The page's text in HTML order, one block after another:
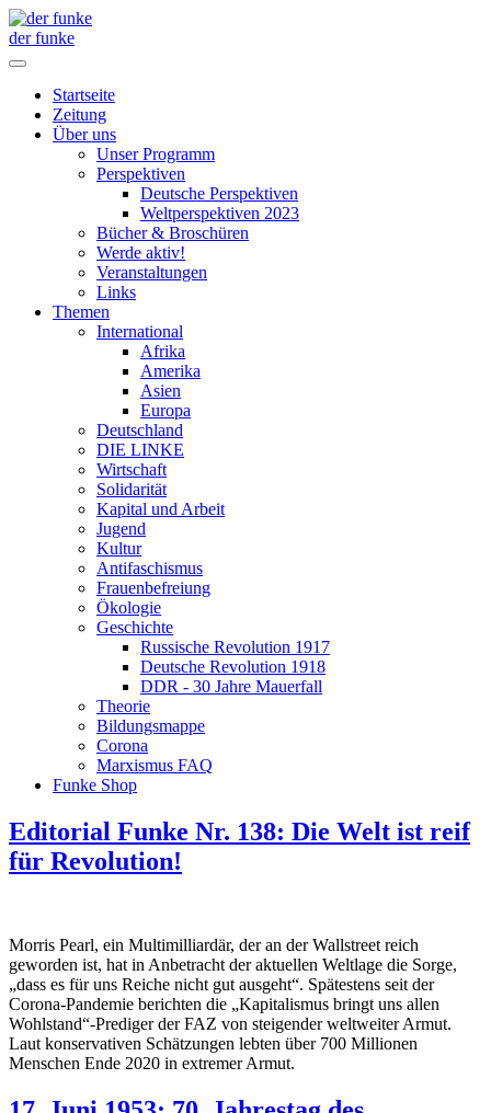
der funke
Startseite
Zeitung
Über uns
Unser Programm
Perspektiven
Deutsche Perspektiven
Weltperspektiven 2023
Bücher & Broschüren
Werde aktiv!
Veranstaltungen
Links
Themen
International
Afrika
Amerika
Asien
Europa
Deutschland
DIE LINKE
Wirtschaft
Solidarität
Kapital und Arbeit
Jugend
Kultur
Antifaschismus
Frauenbefreiung
Ökologie
Geschichte
Russische Revolution 1917
Deutsche Revolution 1918
DDR - 30 Jahre Mauerfall
Theorie
Bildungsmappe
Corona
Marxismus FAQ
Funke Shop
Editorial Funke Nr. 138: Die Welt ist reif
für Revolution!
Morris Pearl, ein Multimilliardär, der an der Wallstreet reich
geworden ist, hat in Anbetracht der aktuellen Weltlage die Sorge,
„dass es für uns Reiche nicht gut ausgeht“. Spätestens seit der
Corona-Pandemie berichten die „Kapitalismus bringt uns allen
Wohlstand“-Prediger der FAZ von steigender weltweiter Armut.
Laut konservativen Schätzungen lebten über 700 Millionen
Menschen Ende 2020 in extremer Armut.